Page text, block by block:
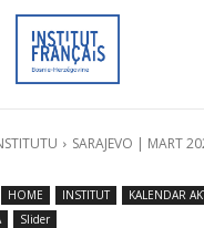
SARAJEVO | MART
HOME INSTITUT
KALENDAR
Slider